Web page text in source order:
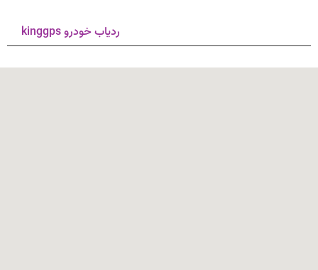
ردیاب خودرو kinggps